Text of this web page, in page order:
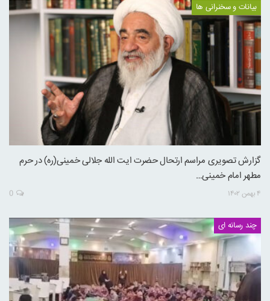
بیانات و سخنرانی ها
گزارش تصویری مراسم ارتحال حضرت ایت الله جلالی خمینی(ره) در حرم
مطهر امام خمینی…
۴ بهمن ۱۴۰۲ 0
چند رسانه ای